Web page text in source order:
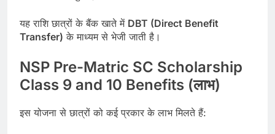
यह राशि छात्रों के बैंक खाते में DBT (Direct Benefit
Transfer) के माध्यम से भेजी जाती है।
NSP Pre-Matric SC Scholarship
Class 9 and 10 Benefits (लाभ)
इस योजना से छात्रों को कई प्रकार के लाभ मिलते हैं: